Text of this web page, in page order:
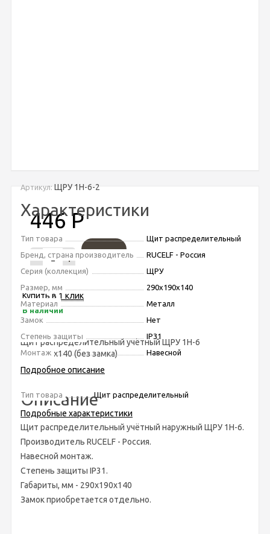
Артикул: ЩРУ 1Н-6-2
446Р
- +
Купить в 1 клик
В наличии
Щит распределительный учётный ЩРУ 1Н-6
290х190х140 (без замка)
Подробное описание
Тип товара Щит распределительный
Подробные характеристики
Характеристики
Тип товара
Щит распределительный
Бренд, страна производитель
RUCELF - Россия
Серия (коллекция)
ЩРУ
Размер, мм
290х190х140
Материал
Металл
Замок
Нет
Степень защиты
IP31
Монтаж
Навесной
Описание
Щит распределительный учётный наружный ЩРУ 1Н-6.
Производитель RUCELF - Россия.
Навесной монтаж.
Степень защиты IP31.
Габариты, мм - 290х190х140
Замок приобретается отдельно.